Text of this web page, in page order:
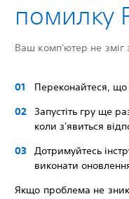
помилку
Ваш комп'ютер не зміг
Переконайтеся,
Запустiть гру ще
коли з'явиться
Дотримуйтесь
виконати
Якщо проблема не